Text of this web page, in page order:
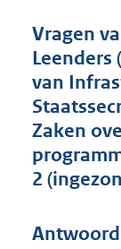
Vragen
Leenders
van
Zaken
2